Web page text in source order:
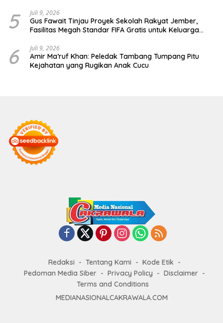
5 Juli 9, 2026
Gus Fawait Tinjau Proyek Sekolah Rakyat Jember,
Fasilitas Megah Standar FIFA Gratis untuk Keluarga
6 Juli 9, 2026
Amir Ma’ruf Khan: Peledak Tambang Tumpang Pitu
Kejahatan yang Rugikan Anak Cucu
Redaksi Tentang Kami
Kode Etik
Pedoman Media Siber
Privacy Policy
Disclaimer
Terms and Conditions
MEDIANASIONALCAKRAWALA.COM